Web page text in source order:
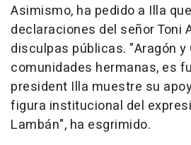
Asimismo, ha pedido a Illa
declaraciones del señor Toni
disculpas públicas. "Aragón
comunidades hermanas, es
president Illa muestre su
figura institucional del
Lambán", ha esgrimido.